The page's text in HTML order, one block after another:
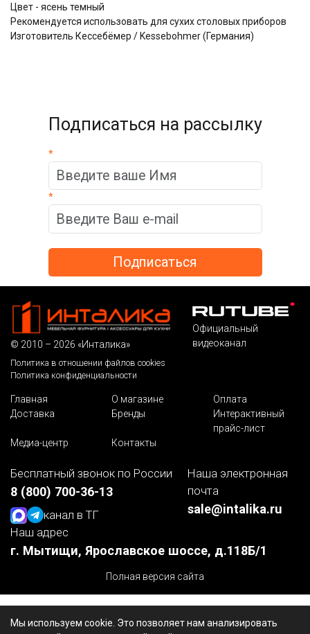
Цвет - ясень темный
Рекомендуется использовать для сухих столовых приборов
Изготовитель Кессебёмер / Kessebohmer (Германия)
Подписаться на рассылку
*
*
Мы используем cookie. Это позволяет нам анализировать
© 2010 – 2026 «Инталика»
Политика в отношении файлов cookies
Политика конфиденциальности
Официальный
видеоканал
Главная О магазине
Оплата
Доставка
Бренды
Интерактивный
прайс-лист
Медиа-центр
Контакты
Бесплатный звонок по России
8 (800) 700-36-13
канал в ТГ
Наша электронная
почта
sale@intalika.ru
Наш адрес
г. Мытищи, Ярославское шоссе, д.118Б/1
Полная версия сайта